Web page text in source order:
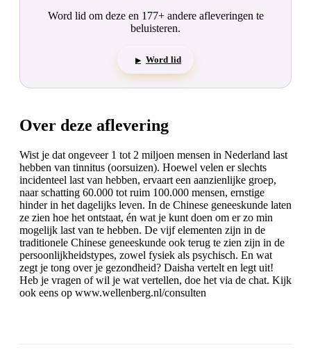
Word lid om deze en 177+ andere afleveringen te
beluisteren.
▶ Word lid
Over deze aflevering
Wist je dat ongeveer 1 tot 2 miljoen mensen in Nederland last
hebben van tinnitus (oorsuizen). Hoewel velen er slechts
incidenteel last van hebben, ervaart een aanzienlijke groep,
naar schatting 60.000 tot ruim 100.000 mensen, ernstige
hinder in het dagelijks leven. In de Chinese geneeskunde laten
ze zien hoe het ontstaat, én wat je kunt doen om er zo min
mogelijk last van te hebben. De vijf elementen zijn in de
traditionele Chinese geneeskunde ook terug te zien zijn in de
persoonlijkheidstypes, zowel fysiek als psychisch. En wat
zegt je tong over je gezondheid? Daisha vertelt en legt uit!
Heb je vragen of wil je wat vertellen, doe het via de chat. Kijk
ook eens op www.wellenberg.nl/consulten